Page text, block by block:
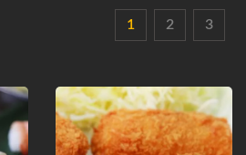
1 2 3